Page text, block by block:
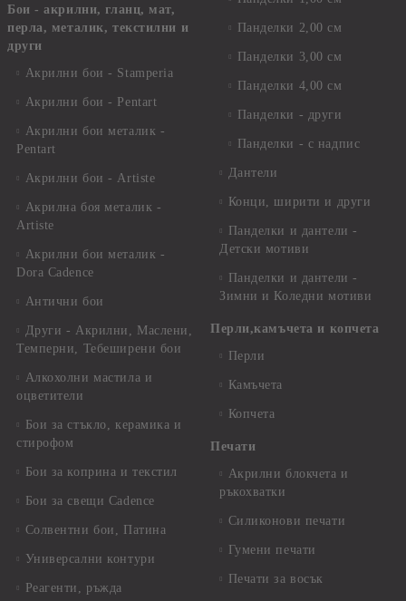
Бои - акрилни, гланц, мат,
перла, металик, текстилни и
други
Акрилни бои - Stamperia
Акрилни бои - Pentart
Акрилни бои металик -
Pentart
Акрилни бои - Artiste
Акрилна боя металик -
Artiste
Акрилни бои металик -
Dora Cadence
Антични бои
Други - Акрилни, Маслени,
Темперни, Тебеширени бои
Алкохолни мастила и
оцветители
Бои за стъкло, керамика и
стирофом
Бои за коприна и текстил
Бои за свещи Cadence
Солвентни бои, Патина
Универсални контури
Реагенти, ръжда
Панделки 2,00 см
Панделки 3,00 см
Панделки 4,00 см
Панделки - други
Панделки - с надпис
Дантели
Конци, ширити и други
Панделки и дантели -
Детски мотиви
Панделки и дантели -
Зимни и Коледни мотиви
Перли,камъчета и копчета
Перли
Камъчета
Копчета
Печати
Акрилни блокчета и
ръкохватки
Силиконови печати
Гумени печати
Печати за восък